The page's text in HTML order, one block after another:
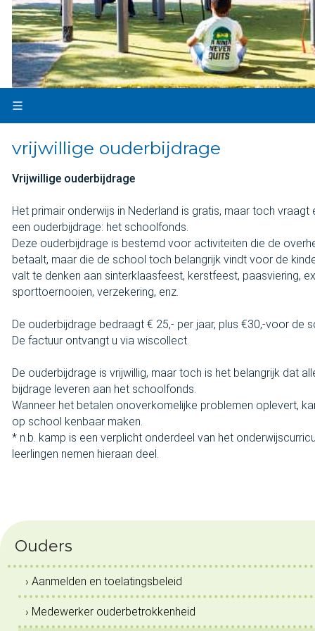
vrijwillige ouderbijdrage
Vrijwillige ouderbijdrage
Het primair onderwijs in Nederland is gratis, maar toch vraagt
een ouderbijdrage: het schoolfonds.
Deze ouderbijdrage is bestemd voor activiteiten die de
betaalt, maar die de school toch belangrijk vindt voor de
valt te denken aan sinterklaasfeest, kerstfeest, paasviering,
sporttoernooien, verzekering, enz.
De ouderbijdrage bedraagt € 25,- per jaar, plus €30,-voor de
De factuur ontvangt u via wiscollect.
De ouderbijdrage is vrijwillig, maar toch is het belangrijk dat
bijdrage leveren aan het schoolfonds.
Wanneer het betalen onoverkomelijke problemen oplevert,
op school kenbaar maken.
* n.b. kamp is een verplicht onderdeel van het
leerlingen nemen hieraan deel.
Ouders
› Aanmelden en toelatingsbeleid
› Medewerker ouderbetrokkenheid